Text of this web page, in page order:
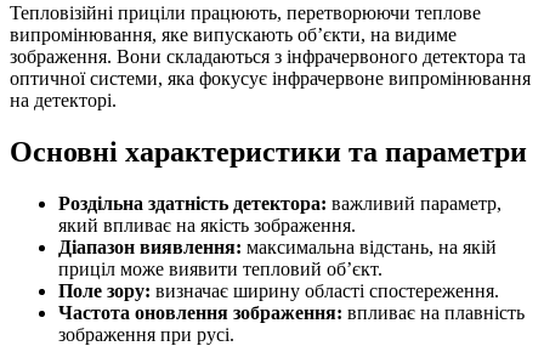
Тепловізійні приціли працюють, перетворюючи теплове
випромінювання, яке випускають об’єкти, на видиме
зображення. Вони складаються з інфрачервоного детектора та
оптичної системи, яка фокусує інфрачервоне випромінювання
на детекторі.
Основні характеристики та параметри
Роздільна здатність детектора: важливий параметр,
який впливає на якість зображення.
Діапазон виявлення: максимальна відстань, на якій
приціл може виявити тепловий об’єкт.
Поле зору: визначає ширину області спостереження.
Частота оновлення зображення: впливає на плавність
зображення при русі.